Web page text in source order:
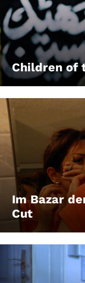
Children of
Im Bazar
Cut